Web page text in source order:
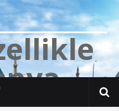
ellikle
nya